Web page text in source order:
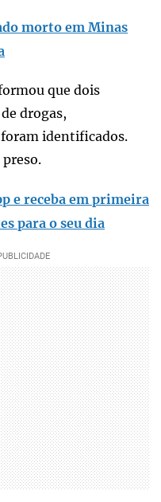
morto em Minas
que dois
drogas,
identificados.
e receba em primeira
para o seu dia